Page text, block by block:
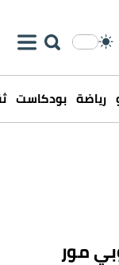
رياضة بودكاست
مور